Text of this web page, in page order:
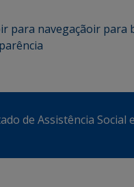
ir para navegaçãoir para
de Assistência Social